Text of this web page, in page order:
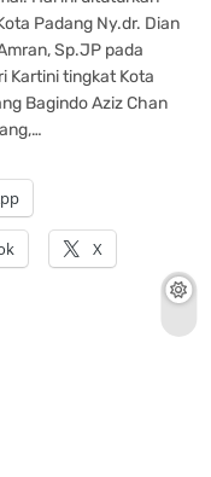
Padang Ny.dr. Dian
Sp.JP pada
Kartini tingkat Kota
Bagindo Aziz Chan
X